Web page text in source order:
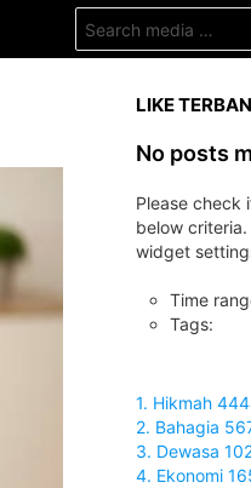
for:
LIKE
No posts
Please check
below
widget
Time
Tags:
1. Hikmah
2. Bahagia
3. Dewasa
4. Ekonomi